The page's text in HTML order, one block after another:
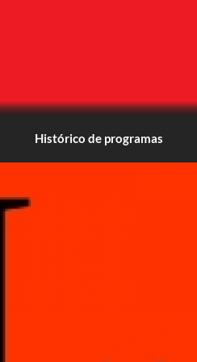
Histórico de programas